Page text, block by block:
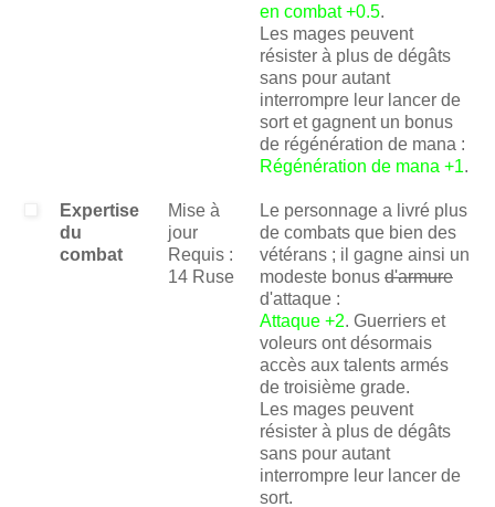
en combat +0.5.
Les mages peuvent
résister à plus de dégâts
sans pour autant
interrompre leur lancer de
sort et gagnent un bonus
de régénération de mana :
Régénération de mana +1.
Expertise
du
combat
Mise à
jour
Requis :
14 Ruse
Le personnage a livré plus
de combats que bien des
vétérans ; il gagne ainsi un
modeste bonus d'armure
d'attaque :
Attaque +2. Guerriers et
voleurs ont désormais
accès aux talents armés
de troisième grade.
Les mages peuvent
résister à plus de dégâts
sans pour autant
interrompre leur lancer de
sort.